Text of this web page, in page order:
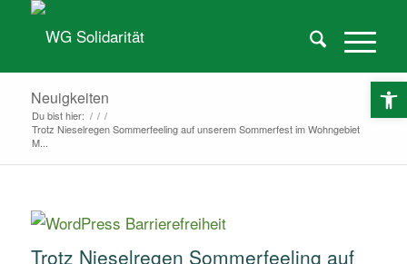
Neuigkeiten
Du bist hier: / / /
Trotz Nieselregen Sommerfeeling auf unserem Sommerfest im Wohngebiet
M...
Trotz Nieselregen Sommerfeeling auf